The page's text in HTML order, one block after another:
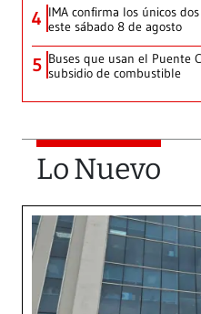
4 IMA confirma los únicos
este sábado 8 de agosto
5 Buses que usan el Puente
subsidio de combustible
Lo Nuevo